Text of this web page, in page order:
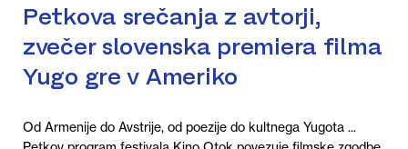
Petkova srečanja z avtorji,
zvečer slovenska premiera filma
Yugo gre v Ameriko
Od Armenije do Avstrije, od poezije do kultnega Yugota ...